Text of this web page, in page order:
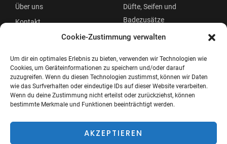
Cookie-Zustimmung verwalten
Um dir ein optimales Erlebnis zu bieten, verwenden wir Technologien wie
Cookies, um Geräteinformationen zu speichern und/oder darauf
zuzugreifen. Wenn du diesen Technologien zustimmst, können wir Daten
wie das Surfverhalten oder eindeutige IDs auf dieser Website verarbeiten.
Wenn du deine Zustimmung nicht erteilst oder zurückziehst, können
bestimmte Merkmale und Funktionen beeinträchtigt werden.
AKZEPTIEREN
Über uns
Kontakt
Düfte, Seifen und
Badezusätze
Beauty
Menü